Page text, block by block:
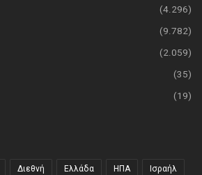
(4.296)
(9.782)
(2.059)
(35)
(19)
Διεθνή Ελλάδα ΗΠΑ Ισραήλ